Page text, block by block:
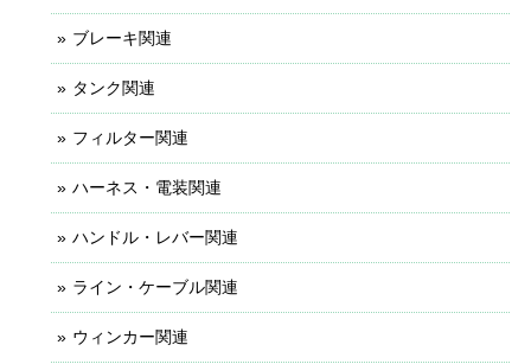
ブレーキ関連
タンク関連
フィルター関連
ハーネス・電装関連
ハンドル・レバー関連
ライン・ケーブル関連
ウィンカー関連